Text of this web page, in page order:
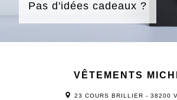
Pas d'idées cadeaux ?
VÊTEMENTS
23 COURS BRILLIER - 38200